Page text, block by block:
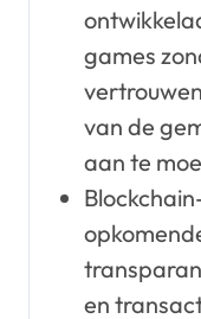
games
van de
aan te
en